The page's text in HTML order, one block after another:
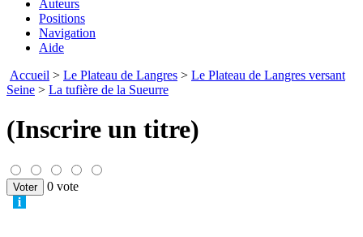
Auteurs
Positions
Navigation
Aide
Accueil > Le Plateau de Langres > Le Plateau de Langres versant
Seine > La tufière de la Sueurre
(Inscrire un titre)
0 vote